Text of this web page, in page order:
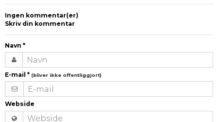
Ingen kommentar(er)
Skriv din kommentar
Navn *
E-mail * (bliver ikke offentliggjort)
Webside